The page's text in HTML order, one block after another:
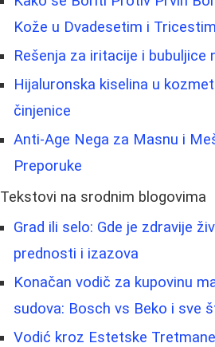
Kože u Dvadesetim i
Rešenja za iritacije i bubuljice
Hijaluronska kiselina u
činjenice
Anti-Age Nega za Masnu i
Preporuke
Tekstovi na srodnim blogovima
Grad ili selo: Gde je zdravije
prednosti i izazova
Konačan vodič za kupovinu
sudova: Bosch vs Beko i sve
Vodić kroz Estetske